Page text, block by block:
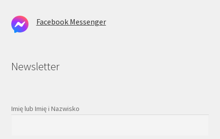
Facebook Messenger
Newsletter
Imię lub Imię i Nazwisko